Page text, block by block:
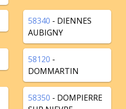
58340 - DIENNES
AUBIGNY
58120 -
DOMMARTIN
58350 - DOMPIERRE